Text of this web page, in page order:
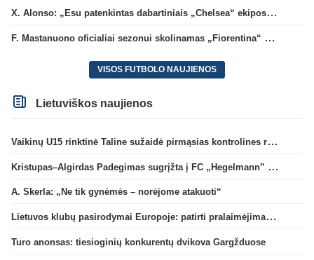
X. Alonso: „Esu patenkintas dabartiniais „Chelsea“ ekipos vartininkais“
F. Mastanuono oficialiai sezonui skolinamas „Fiorentina“ ekipai
VISOS FUTBOLO NAUJIENOS
Lietuviškos naujienos
Vaikinų U15 rinktinė Taline sužaidė pirmąsias kontrolines rungtynes
Kristupas–Algirdas Padegimas sugrįžta į FC „Hegelmann” B sudėtį
A. Skerla: „Ne tik gynėmės – norėjome atakuoti“
Lietuvos klubų pasirodymai Europoje: patirti pralaimėjimai Kroatijos atstovams
Turo anonsas: tiesioginių konkurentų dvikova Gargžduose